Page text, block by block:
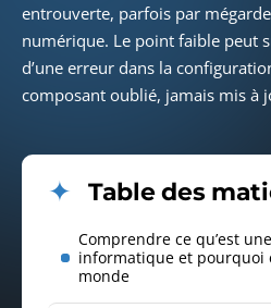
entrouverte, parfois par
numérique. Le point faible peut
d’une erreur dans la
composant oublié, jamais mis à
Table des
Comprendre ce qu’est
informatique et pourquoi
monde